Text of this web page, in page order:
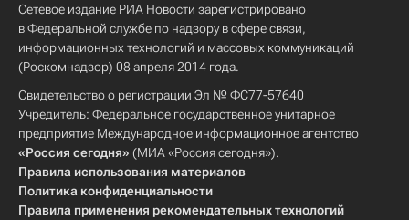
Сетевое издание РИА Новости зарегистрировано
в Федеральной службе по надзору в сфере связи,
информационных технологий и массовых коммуникаций
(Роскомнадзор) 08 апреля 2014 года.
Свидетельство о регистрации Эл № ФС77-57640
Учредитель: Федеральное государственное унитарное
предприятие Международное информационное агентство
«Россия сегодня» (МИА «Россия сегодня»).
Правила использования материалов
Политика конфиденциальности
Правила применения рекомендательных технологий